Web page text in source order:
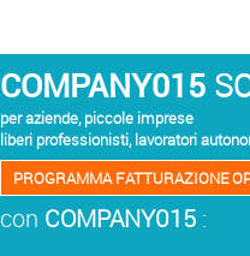
COMPANY015
per aziende, piccole imprese
liberi professionisti, lavoratori
PROGRAMMA FATTURAZIONE
con COMPANY015 :